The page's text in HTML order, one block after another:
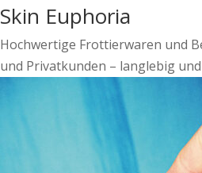
Skin Euphoria
Hochwertige Frottierwaren und
und Privatkunden – langlebig